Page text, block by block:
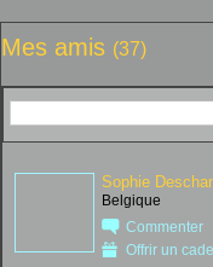
Mes amis (37)
Sophie
Belgique
Commenter
Offrir un